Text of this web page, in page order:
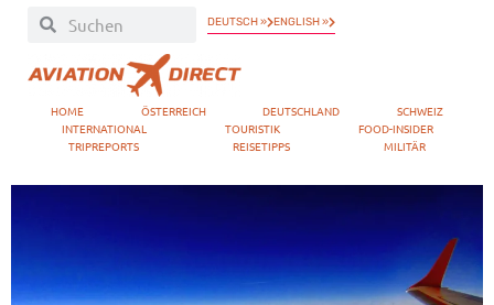
DEUTSCH » ENGLISH »
HOME ÖSTERREICH DEUTSCHLAND
SCHWEIZ
INTERNATIONAL
TOURISTIK
FOOD-INSIDER
TRIPREPORTS
REISETIPPS MILITÄR